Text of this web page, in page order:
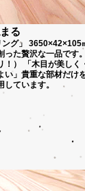
る
ング」 3650×42×105
た贅沢な一品です。
！） 「木目が美しく
い」貴重な部材だけ
しています。